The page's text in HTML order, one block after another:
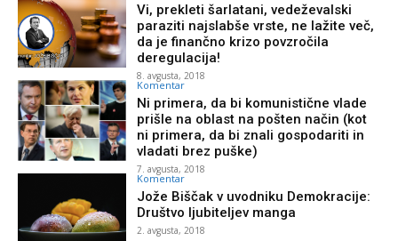
Vi, prekleti šarlatani, vedeževalski
paraziti najslabše vrste, ne lažite več,
da je finančno krizo povzročila
deregulacija!
8. avgusta, 2018
Komentar
Ni primera, da bi komunistične vlade
prišle na oblast na pošten način (kot
ni primera, da bi znali gospodariti in
vladati brez puške)
7. avgusta, 2018
Komentar
Jože Biščak v uvodniku Demokracije:
Društvo ljubiteljev manga
2. avgusta, 2018